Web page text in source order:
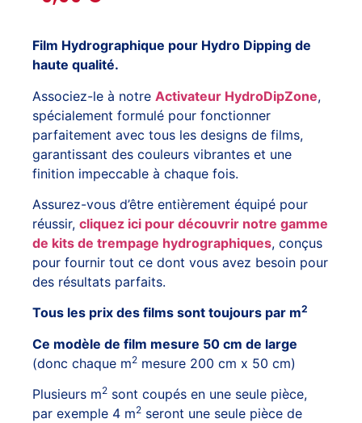
Film Hydrographique pour Hydro Dipping de
haute qualité.
Associez-le à notre Activateur HydroDipZone,
spécialement formulé pour fonctionner
parfaitement avec tous les designs de films,
garantissant des couleurs vibrantes et une
finition impeccable à chaque fois.
Assurez-vous d’être entièrement équipé pour
réussir, cliquez ici pour découvrir notre gamme
de kits de trempage hydrographiques, conçus
pour fournir tout ce dont vous avez besoin pour
des résultats parfaits.
Tous les prix des films sont toujours par m2
Ce modèle de film mesure 50 cm de large
(donc chaque m2 mesure 200 cm x 50 cm)
Plusieurs m2 sont coupés en une seule pièce,
par exemple 4 m2 seront une seule pièce de